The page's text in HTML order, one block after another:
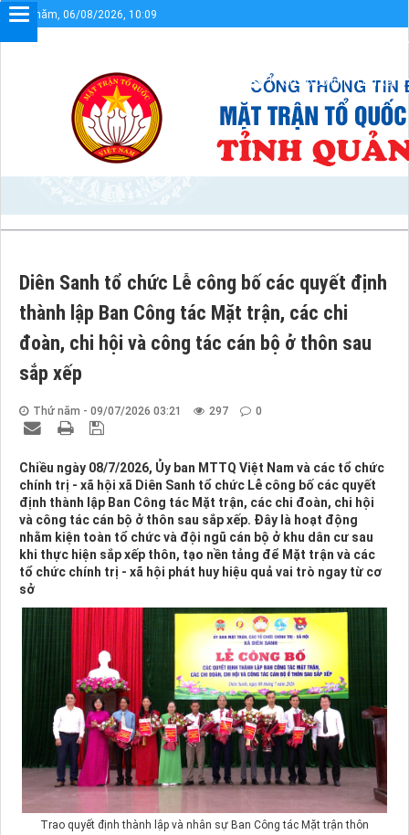
Thứ năm, 06/08/2026, 10:09
bạn đến với Cổng thông tin điện tử UBMTTQVN tỉnh Quảng Trị
Sơ đồ cổng Liên kết
Diên Sanh tổ chức Lễ công bố các quyết định
thành lập Ban Công tác Mặt trận, các chi
đoàn, chi hội và công tác cán bộ ở thôn sau
sắp xếp
Thứ năm - 09/07/2026 03:21 297 0
Chiều ngày 08/7/2026, Ủy ban MTTQ Việt Nam và các tổ chức
chính trị - xã hội xã Diên Sanh tổ chức Lễ công bố các quyết
định thành lập Ban Công tác Mặt trận, các chi đoàn, chi hội
và công tác cán bộ ở thôn sau sắp xếp. Đây là hoạt động
nhằm kiện toàn tổ chức và đội ngũ cán bộ ở khu dân cư sau
khi thực hiện sắp xếp thôn, tạo nền tảng để Mặt trận và các
tổ chức chính trị - xã hội phát huy hiệu quả vai trò ngay từ cơ
sở
Trao quyết định thành lập và nhân sự Ban Công tác Mặt trận thôn